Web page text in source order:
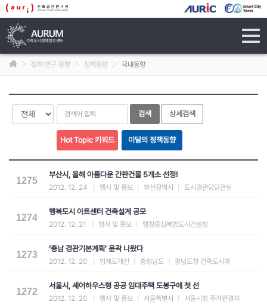
정책·연구 동향 정책동향 국내동향
1275
부산시, 올해 아름다운 간판건물 5개소 선정!
2012. 12. 24 행사 및 홍보 부산광역시 도시경관담당관실
1274
행복도시 아트센터 건축설계 공모
2012. 12. 21 행사 및 홍보 행정중심복합도시건설청
1273
‘충남 경관기본계획’ 윤곽 나왔다
2012. 12. 20 법제도개선 충청남도 충남도청 건축도시과
1272
서울시, 셰어하우스형 공공 임대주택 도봉구에 첫 선
2012. 12. 20 행사 및 홍보 서울특별시 서울시청 주거환경과